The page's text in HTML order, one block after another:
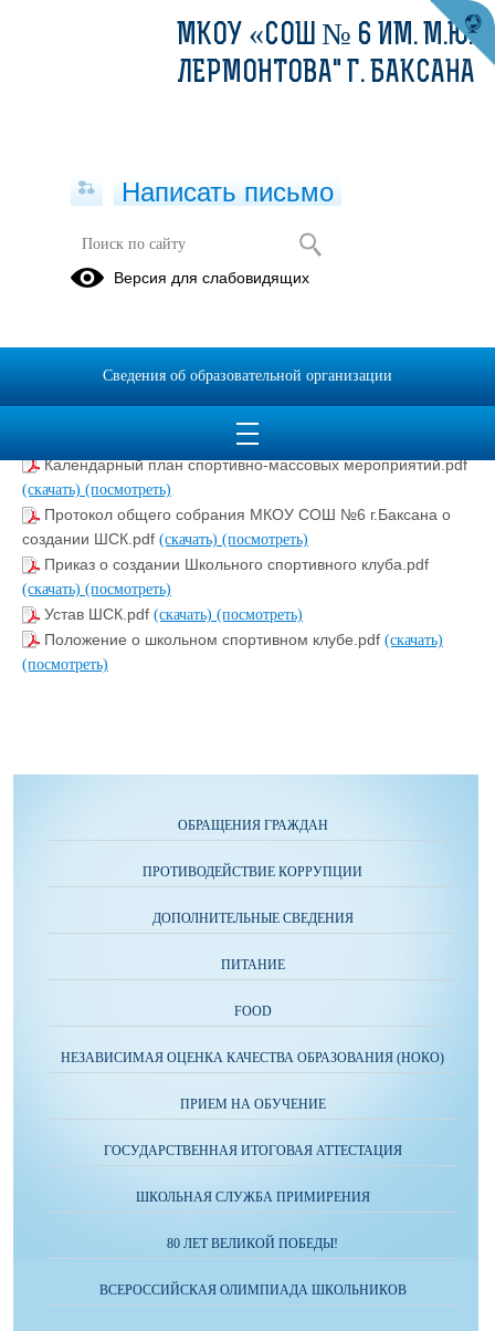
ШКОЛЬНЫЙ СПОРТИВНЫЙ КЛУБ
(скачать)
Календарный план спортивно-массовых мероприятий.pdf
(скачать) (посмотреть)
Протокол общего собрания МКОУ СОШ №6 г.Баксана о
создании ШСК.pdf (скачать) (посмотреть)
Приказ о создании Школьного спортивного клуба.pdf
(скачать) (посмотреть)
Устав ШСК.pdf (скачать) (посмотреть)
Положение о школьном спортивном клубе.pdf (скачать)
(посмотреть)
ОБРАЩЕНИЯ ГРАЖДАН
ПРОТИВОДЕЙСТВИЕ КОРРУПЦИИ
ДОПОЛНИТЕЛЬНЫЕ СВЕДЕНИЯ
ПИТАНИЕ
FOOD
НЕЗАВИСИМАЯ ОЦЕНКА КАЧЕСТВА ОБРАЗОВАНИЯ (НОКО)
ПРИЕМ НА ОБУЧЕНИЕ
ГОСУДАРСТВЕННАЯ ИТОГОВАЯ АТТЕСТАЦИЯ
ШКОЛЬНАЯ СЛУЖБА ПРИМИРЕНИЯ
80 ЛЕТ ВЕЛИКОЙ ПОБЕДЫ!
ВСЕРОССИЙСКАЯ ОЛИМПИАДА ШКОЛЬНИКОВ
МКОУ «СОШ № 6 ИМ. М.Ю.
ЛЕРМОНТОВА" Г. БАКСАНА
Написать письмо
Версия для слабовидящих
Сведения об образовательной организации